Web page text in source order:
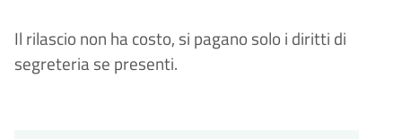
Il rilascio non ha costo, si pagano solo i diritti di
segreteria se presenti.